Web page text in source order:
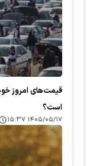
قیمت‌های امروز
است؟
۱۴۰۵/۰۵/۱۷ ۱۵:۳۷